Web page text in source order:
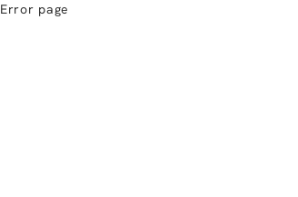
Error page